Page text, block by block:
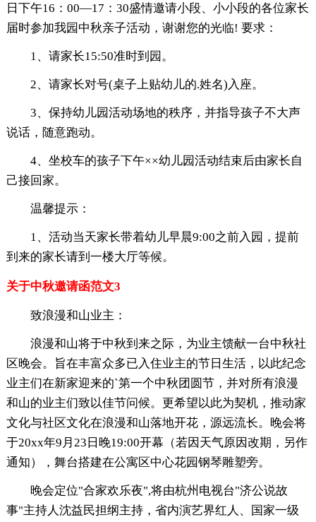
日下午16：00—17：30盛情邀请小段、小小段的各位家长
届时参加我园中秋亲子活动，谢谢您的光临! 要求：
1、请家长15:50准时到园。
2、请家长对号(桌子上贴幼儿的.姓名)入座。
3、保持幼儿园活动场地的秩序，并指导孩子不大声
说话，随意跑动。
4、坐校车的孩子下午××幼儿园活动结束后由家长自
己接回家。
温馨提示：
1、活动当天家长带着幼儿早晨9:00之前入园，提前
到来的家长请到一楼大厅等候。
关于中秋邀请函范文3
致浪漫和山业主：
浪漫和山将于中秋到来之际，为业主馈献一台中秋社
区晚会。旨在丰富众多已入住业主的节日生活，以此纪念
业主们在新家迎来的`第一个中秋团圆节，并对所有浪漫
和山的业主们致以佳节问候。更希望以此为契机，推动家
文化与社区文化在浪漫和山落地开花，源远流长。晚会将
于20xx年9月23日晚19:00开幕（若因天气原因改期，另作
通知），舞台搭建在公寓区中心花园钢琴雕塑旁。
晚会定位"合家欢乐夜",将由杭州电视台"济公说故
事"主持人沈益民担纲主持，省内演艺界红人、国家一级